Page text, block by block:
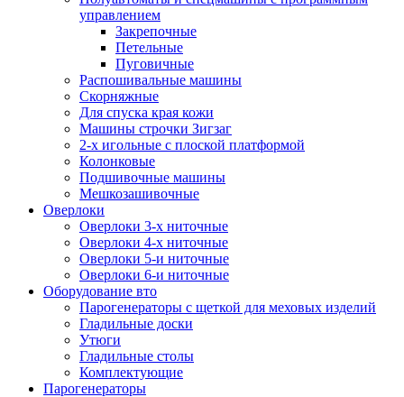
управлением
Закрепочные
Петельные
Пуговичные
Распошивальные машины
Скорняжные
Для спуска края кожи
Машины строчки Зигзаг
2-х игольные с плоской платформой
Колонковые
Подшивочные машины
Мешкозашивочные
Оверлоки
Оверлоки 3-х ниточные
Оверлоки 4-х ниточные
Оверлоки 5-и ниточные
Оверлоки 6-и ниточные
Оборудование вто
Парогенераторы с щеткой для меховых изделий
Гладильные доски
Утюги
Гладильные столы
Комплектующие
Парогенераторы